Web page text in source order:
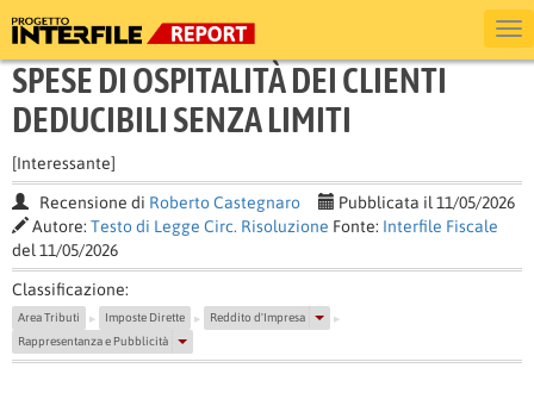
SPESE DI OSPITALITÀ DEI CLIENTI
DEDUCIBILI SENZA LIMITI
[Interessante]
Recensione di Roberto Castegnaro
Pubblicata il 11/05/2026
Autore: Testo di Legge Circ. Risoluzione Fonte: Interfile Fiscale
del 11/05/2026
Classificazione:
Area Tributi ▶ Imposte Dirette ▶ Reddito d'Impresa ▶
Rappresentanza e Pubblicità